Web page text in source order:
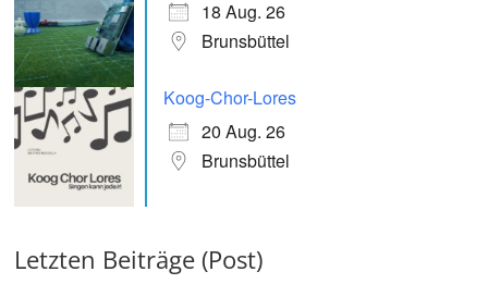
18 Aug. 26
Brunsbüttel
Koog-Chor-Lores
20 Aug. 26
Brunsbüttel
Letzten Beiträge (Post)